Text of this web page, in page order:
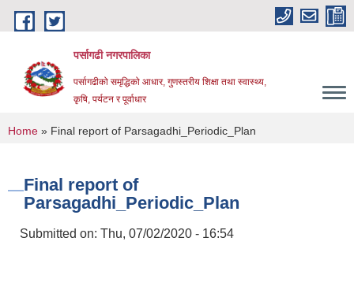
Skip to main content
पर्सागढी नगरपालिका
पर्सागढीको समृद्धिको आधार, गुणस्तरीय शिक्षा तथा स्वास्थ्य,
कृषि, पर्यटन र पूर्वाधार
You are here
Home » Final report of Parsagadhi_Periodic_Plan
Final report of
Parsagadhi_Periodic_Plan
Submitted on: Thu, 07/02/2020 - 16:54